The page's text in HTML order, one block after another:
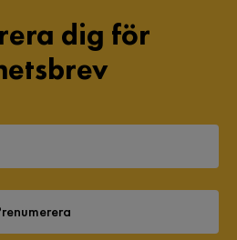
dig för